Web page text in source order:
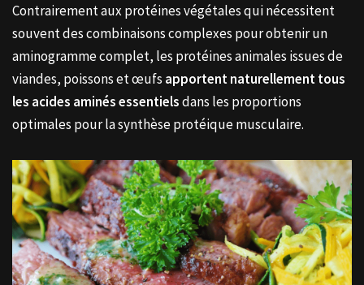
Contrairement aux protéines végétales qui nécessitent
souvent des combinaisons complexes pour obtenir un
aminogramme complet, les protéines animales issues de
viandes, poissons et œufs apportent naturellement tous
les acides aminés essentielsdans les proportions
optimales pour la synthèse protéique musculaire.